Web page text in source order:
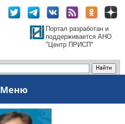
Портал разработан и
поддерживается АНО
"Центр ПРИСП"
Меню